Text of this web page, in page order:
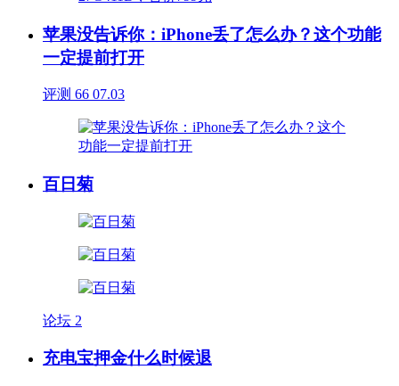
苹果没告诉你：iPhone丢了怎么办？这个功能
一定提前打开
评测 66 07.03
百日菊
论坛 2
充电宝押金什么时候退